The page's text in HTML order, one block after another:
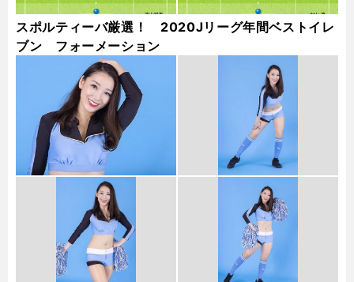
スポルティーバ厳選！ 2020Jリーグ年間ベストイレ
ブン フォーメーション